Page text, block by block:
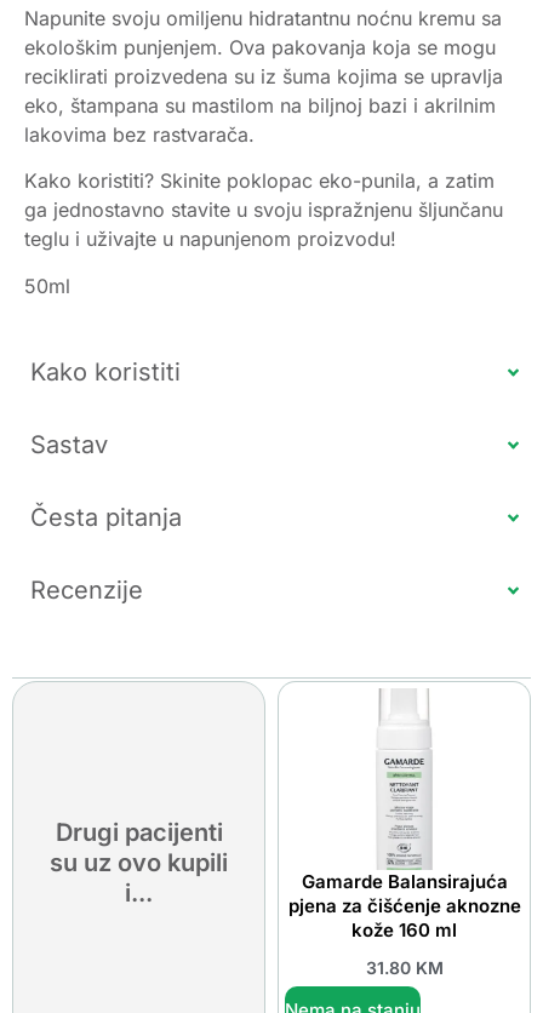
Napunite svoju omiljenu hidratantnu noćnu kremu sa
ekološkim punjenjem. Ova pakovanja koja se mogu
reciklirati proizvedena su iz šuma kojima se upravlja
eko, štampana su mastilom na biljnoj bazi i akrilnim
lakovima bez rastvarača.
Kako koristiti? Skinite poklopac eko-punila, a zatim
ga jednostavno stavite u svoju ispražnjenu šljunčanu
teglu i uživajte u napunjenom proizvodu!
50ml
Kako koristiti
Sastav
Česta pitanja
Recenzije
Drugi pacijenti
su uz ovo kupili
i...
Gamarde Balansirajuća
pjena za čišćenje aknozne
kože 160 ml
31.80 KM